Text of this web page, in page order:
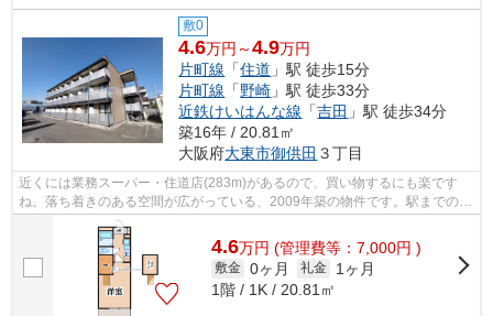
敷0
4.6万円～4.9万円
片町線 「住道 」駅 徒歩15分
片町線 「野崎 」駅 徒歩33分
近鉄けいはんな線 「吉田 」駅 徒歩34分
築16年 / 20.81㎡
大阪府大東市御供田 ３丁目
近くには業務スーパー・住道店(283m)があるので、買い物するにも楽です
ね。落ち着きのある空間が広がっている、2009年築の物件です。駅までのア
クセスも快適な、徒歩15分に位置する物...
4.6万円 (管理費等：7,000円 )
敷金 0ヶ月 礼金
1ヶ月
1階 / 1K / 20.81㎡